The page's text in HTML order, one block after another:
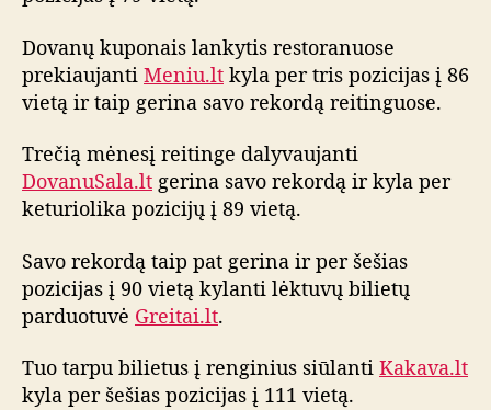
Dovanų kuponais lankytis restoranuose
prekiaujanti Meniu.lt kyla per tris pozicijas į 86
vietą ir taip gerina savo rekordą reitinguose.
Trečią mėnesį reitinge dalyvaujanti
DovanuSala.lt gerina savo rekordą ir kyla per
keturiolika pozicijų į 89 vietą.
Savo rekordą taip pat gerina ir per šešias
pozicijas į 90 vietą kylanti lėktuvų bilietų
parduotuvė Greitai.lt.
Tuo tarpu bilietus į renginius siūlanti Kakava.lt
kyla per šešias pozicijas į 111 vietą.